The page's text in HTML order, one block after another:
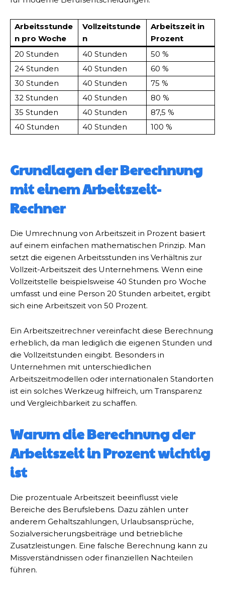
Arbeitsstunde
n pro Woche
Vollzeitstunde
n
Arbeitszeit in
Prozent
20 Stunden
40 Stunden
50 %
24 Stunden
40 Stunden
60 %
30 Stunden
40 Stunden
75 %
32 Stunden
40 Stunden
80 %
35 Stunden
40 Stunden
87,5 %
40 Stunden
40 Stunden 100 %
Grundlagen der Berechnung
mit einem Arbeitszeit-
Rechner
Die Umrechnung von Arbeitszeit in Prozent basiert
auf einem einfachen mathematischen Prinzip. Man
setzt die eigenen Arbeitsstunden ins Verhältnis zur
Vollzeit-Arbeitszeit des Unternehmens. Wenn eine
Vollzeitstelle beispielsweise 40 Stunden pro Woche
umfasst und eine Person 20 Stunden arbeitet, ergibt
sich eine Arbeitszeit von 50 Prozent.
Ein Arbeitszeitrechner vereinfacht diese Berechnung
erheblich, da man lediglich die eigenen Stunden und
die Vollzeitstunden eingibt. Besonders in
Unternehmen mit unterschiedlichen
Arbeitszeitmodellen oder internationalen Standorten
ist ein solches Werkzeug hilfreich, um Transparenz
und Vergleichbarkeit zu schaffen.
Warum die Berechnung der
Arbeitszeit in Prozent wichtig
ist
Die prozentuale Arbeitszeit beeinflusst viele
Bereiche des Berufslebens. Dazu zählen unter
anderem Gehaltszahlungen, Urlaubsansprüche,
Sozialversicherungsbeiträge und betriebliche
Zusatzleistungen. Eine falsche Berechnung kann zu
Missverständnissen oder finanziellen Nachteilen
führen.